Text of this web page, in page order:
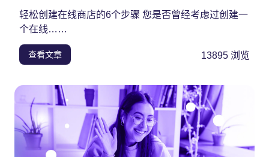
轻松创建在线商店的6个步骤 您是否曾经考虑过创建一
个在线……
查看文章 13895 浏览